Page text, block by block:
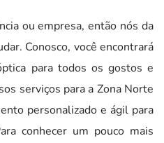
ou empresa, então nós da
Conosco, você encontrará
para todos os gostos e
serviços para a Zona Norte
personalizado e ágil para
conhecer um pouco mais